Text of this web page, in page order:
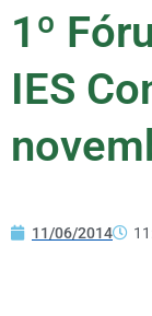
1º
IES
11/06/2014